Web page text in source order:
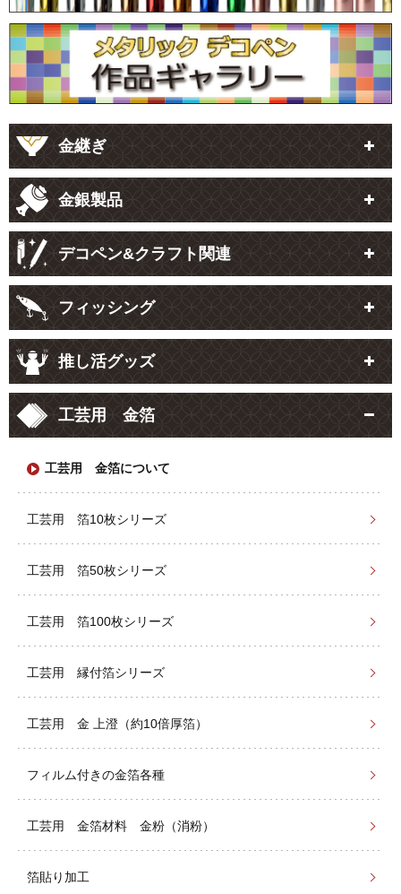
金継ぎ
金銀製品
デコペン&クラフト関連
フィッシング
推し活グッズ
工芸用 金箔
工芸用 金箔について
工芸用 箔10枚シリーズ
工芸用 箔50枚シリーズ
工芸用 箔100枚シリーズ
工芸用 縁付箔シリーズ
工芸用 金 上澄（約10倍厚箔）
フィルム付きの金箔各種
工芸用 金箔材料 金粉（消粉）
箔貼り加工